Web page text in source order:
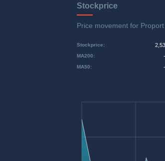
Stockprice
Price movement for
Stockprice: 2,53
MA50: -
MA200: -